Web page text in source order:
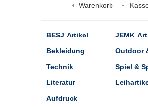
Warenkorb
BESJ-Artikel
JEMK-
Bekleidung
Technik
Spiel &
Literatur
Aufdruck